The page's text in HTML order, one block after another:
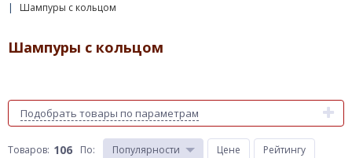
Шампуры с кольцом
Шампуры с кольцом
Подобрать товары по параметрам
Товаров: 106 По: Популярности Цене Рейтингу